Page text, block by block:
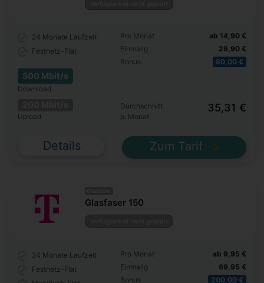
24 Monate Laufzeit
Festnetz-Flat
500 Mbit/s
Download
Upload
Pro Monat
Einmalig
Bonus
ab 14,90 €
29,90 €
80,00 €
Durchschnitt
p. Monat
35,31 €
Details Zum Tarif
Glasfaser 150
24 Monate Laufzeit
Festnetz-Flat
Pro Monat
Einmalig
Bonus
ab 9,95 €
69,95 €
200,00 €